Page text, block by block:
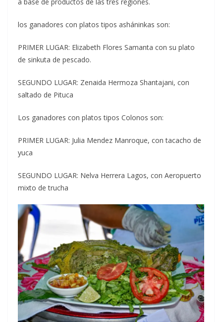
los ganadores con platos tipos asháninkas son:
PRIMER LUGAR: Elizabeth Flores Samanta con su plato
de sinkuta de pescado.
SEGUNDO LUGAR: Zenaida Hermoza Shantajani, con
saltado de Pituca
Los ganadores con platos tipos Colonos son:
PRIMER LUGAR: Julia Mendez Manroque, con tacacho de
yuca
SEGUNDO LUGAR: Nelva Herrera Lagos, con Aeropuerto
mixto de trucha